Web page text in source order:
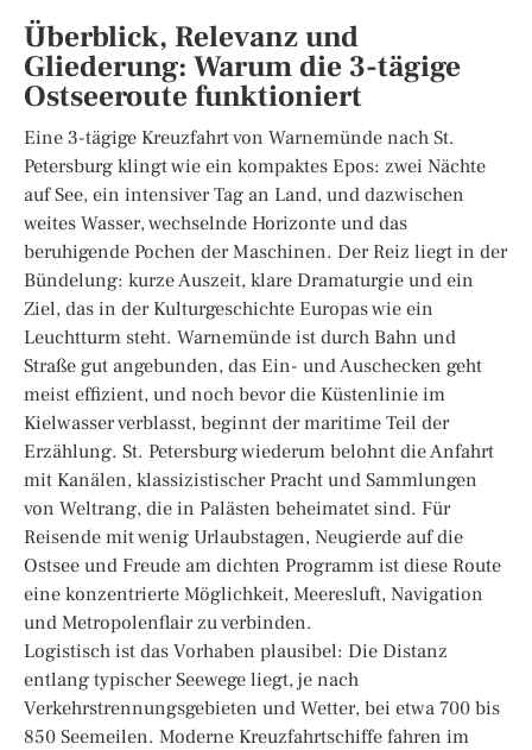
Überblick, Relevanz und
Gliederung: Warum die 3-tägige
Ostseeroute funktioniert
Eine 3-tägige Kreuzfahrt von Warnemünde nach St.
Petersburg klingt wie ein kompaktes Epos: zwei Nächte
auf See, ein intensiver Tag an Land, und dazwischen
weites Wasser, wechselnde Horizonte und das
beruhigende Pochen der Maschinen. Der Reiz liegt in der
Bündelung: kurze Auszeit, klare Dramaturgie und ein
Ziel, das in der Kulturgeschichte Europas wie ein
Leuchtturm steht. Warnemünde ist durch Bahn und
Straße gut angebunden, das Ein- und Auschecken geht
meist effizient, und noch bevor die Küstenlinie im
Kielwasser verblasst, beginnt der maritime Teil der
Erzählung. St. Petersburg wiederum belohnt die Anfahrt
mit Kanälen, klassizistischer Pracht und Sammlungen
von Weltrang, die in Palästen beheimatet sind. Für
Reisende mit wenig Urlaubstagen, Neugierde auf die
Ostsee und Freude am dichten Programm ist diese Route
eine konzentrierte Möglichkeit, Meeresluft, Navigation
und Metropolenflair zu verbinden.
Logistisch ist das Vorhaben plausibel: Die Distanz
entlang typischer Seewege liegt, je nach
Verkehrstrennungsgebieten und Wetter, bei etwa 700 bis
850 Seemeilen. Moderne Kreuzfahrtschiffe fahren im